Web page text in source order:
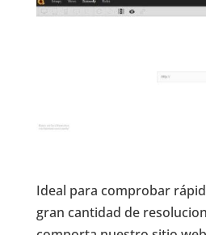
Ideal para comprobar
gran cantidad de